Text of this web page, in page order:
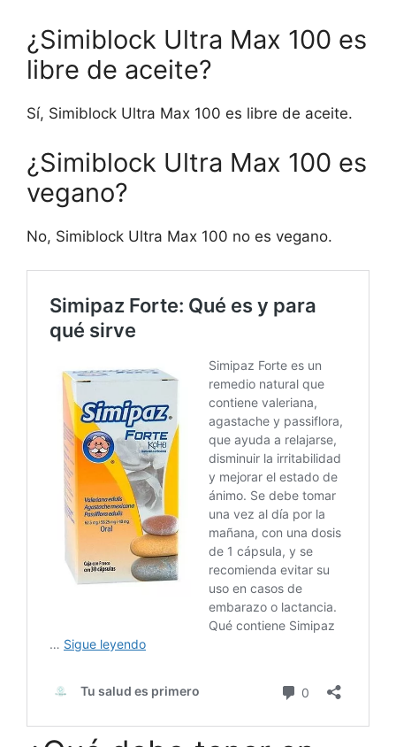
¿Simiblock Ultra Max 100 es
libre de aceite?
Sí, Simiblock Ultra Max 100 es libre de aceite.
¿Simiblock Ultra Max 100 es
vegano?
No, Simiblock Ultra Max 100 no es vegano.